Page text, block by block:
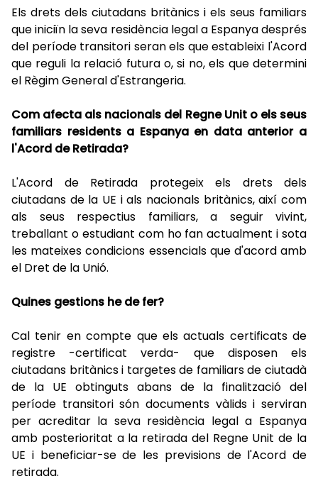
Els drets dels ciutadans britànics i els seus familiars
que iniciïn la seva residència legal a Espanya després
del període transitori seran els que estableixi l'Acord
que reguli la relació futura o, si no, els que determini
el Règim General d'Estrangeria.
Com afecta als nacionals del Regne Unit o els seus
familiars residents a Espanya en data anterior a
l'Acord de Retirada?
L'Acord de Retirada protegeix els drets dels
ciutadans de la UE i als nacionals britànics, així com
als seus respectius familiars, a seguir vivint,
treballant o estudiant com ho fan actualment i sota
les mateixes condicions essencials que d'acord amb
el Dret de la Unió.
Quines gestions he de fer?
Cal tenir en compte que els actuals certificats de
registre -certificat verda- que disposen els
ciutadans britànics i targetes de familiars de ciutadà
de la UE obtinguts abans de la finalització del
període transitori són documents vàlids i serviran
per acreditar la seva residència legal a Espanya
amb posterioritat a la retirada del Regne Unit de la
UE i beneficiar-se de les previsions de l'Acord de
retirada.